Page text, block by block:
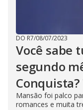
DO R7/08/07/2023
Você sabe
segundo
Conquista?
Mansão foi palco
romances e muita